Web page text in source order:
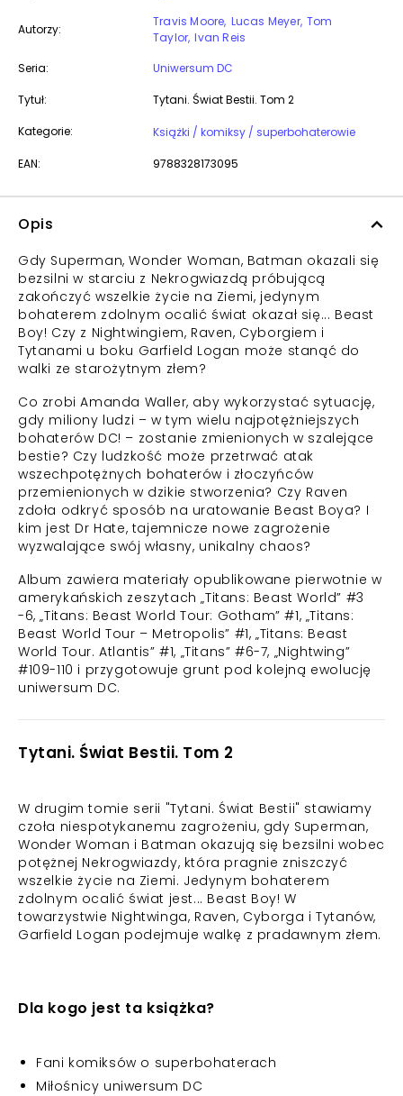
Autorzy:
Travis Moore Lucas Meyer Tom
Taylor Ivan Reis
Seria:
Uniwersum DC
Tytuł: Tytani. Świat Bestii. Tom 2
Kategorie: Książki / komiksy / superbohaterowie
EAN: 9788328173095
Opis
Gdy Superman, Wonder Woman, Batman okazali się
bezsilni w starciu z Nekrogwiazdą próbującą
zakończyć wszelkie życie na Ziemi, jedynym
bohaterem zdolnym ocalić świat okazał się... Beast
Boy! Czy z Nightwingiem, Raven, Cyborgiem i
Tytanami u boku Garfield Logan może stanąć do
walki ze starożytnym złem?
Co zrobi Amanda Waller, aby wykorzystać sytuację,
gdy miliony ludzi – w tym wielu najpotężniejszych
bohaterów DC! – zostanie zmienionych w szalejące
bestie? Czy ludzkość może przetrwać atak
wszechpotężnych bohaterów i złoczyńców
przemienionych w dzikie stworzenia? Czy Raven
zdoła odkryć sposób na uratowanie Beast Boya? I
kim jest Dr Hate, tajemnicze nowe zagrożenie
wyzwalające swój własny, unikalny chaos?
Album zawiera materiały opublikowane pierwotnie w
amerykańskich zeszytach „Titans: Beast World” #3
-6, „Titans: Beast World Tour: Gotham” #1, „Titans:
Beast World Tour – Metropolis” #1, „Titans: Beast
World Tour. Atlantis” #1, „Titans” #6-7, „Nightwing”
#109-110 i przygotowuje grunt pod kolejną ewolucję
uniwersum DC.
Tytani. Świat Bestii. Tom 2
W drugim tomie serii "Tytani. Świat Bestii" stawiamy
czoła niespotykanemu zagrożeniu, gdy Superman,
Wonder Woman i Batman okazują się bezsilni wobec
potężnej Nekrogwiazdy, która pragnie zniszczyć
wszelkie życie na Ziemi. Jedynym bohaterem
zdolnym ocalić świat jest... Beast Boy! W
towarzystwie Nightwinga, Raven, Cyborga i Tytanów,
Garfield Logan podejmuje walkę z pradawnym złem.
Dla kogo jest ta książka?
Fani komiksów o superbohaterach
Miłośnicy uniwersum DC